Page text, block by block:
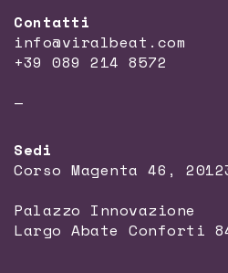
Contatti
info@viralbeat.com
+39 089 214 8572
—
Sedi
Corso Magenta 46,
Palazzo Innovazione
Largo Abate Conforti